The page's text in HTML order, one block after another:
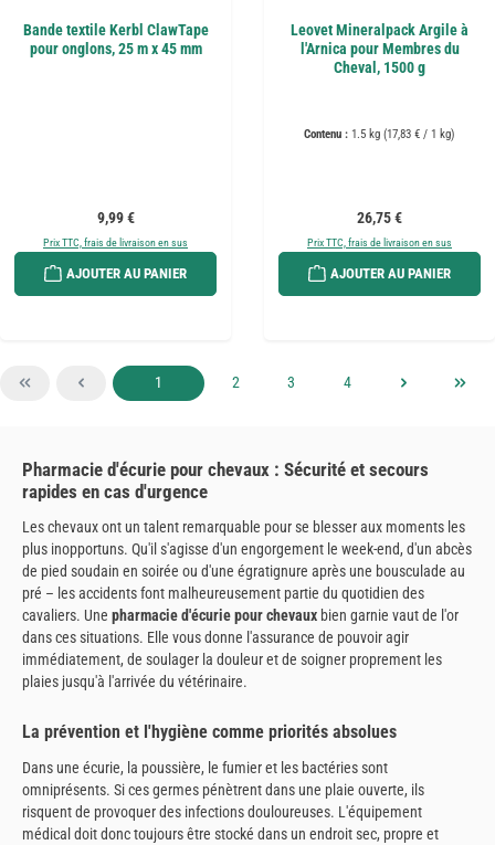
Bande textile Kerbl ClawTape
pour onglons, 25 m x 45 mm
Prix régulier :
9,99 €
Prix TTC, frais de livraison en sus
AJOUTER AU PANIER
Leovet Mineralpack Argile à
l'Arnica pour Membres du
Cheval, 1500 g
Contenu : 1.5 kg (17,83 € / 1 kg)
Prix régulier :
26,75 €
Prix TTC, frais de livraison en sus
AJOUTER AU PANIER
Page
1 Page
2 Page
3 Page
4
Pharmacie d'écurie pour chevaux : Sécurité et secours
rapides en cas d'urgence
Les chevaux ont un talent remarquable pour se blesser aux moments les
plus inopportuns. Qu'il s'agisse d'un engorgement le week-end, d'un abcès
de pied soudain en soirée ou d'une égratignure après une bousculade au
pré – les accidents font malheureusement partie du quotidien des
cavaliers. Une pharmacie d'écurie pour chevaux bien garnie vaut de l'or
dans ces situations. Elle vous donne l'assurance de pouvoir agir
immédiatement, de soulager la douleur et de soigner proprement les
plaies jusqu'à l'arrivée du vétérinaire.
La prévention et l'hygiène comme priorités absolues
Dans une écurie, la poussière, le fumier et les bactéries sont
omniprésents. Si ces germes pénètrent dans une plaie ouverte, ils
risquent de provoquer des infections douloureuses. L'équipement
médical doit donc toujours être stocké dans un endroit sec, propre et